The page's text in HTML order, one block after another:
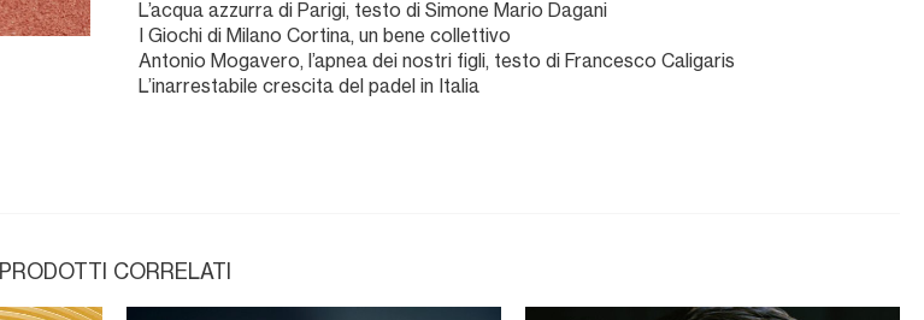
L’acqua azzurra di Parigi, testo di Simone Mario Dagani
I Giochi di Milano Cortina, un bene collettivo
Antonio Mogavero, l’apnea dei nostri figli, testo di Francesco Caligaris
L’inarrestabile crescita del padel in Italia
PRODOTTI CORRELATI